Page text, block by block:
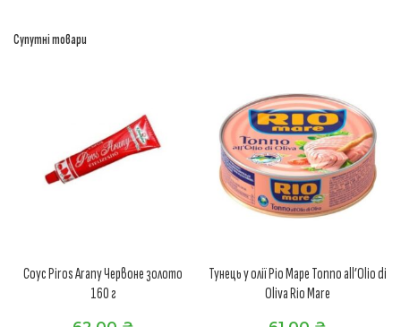
Супутні товари
Соус Piros Arany Червоне золото
160 г
Тунець у олії Ріо Маре Tonno all’Olio di
Oliva Rio Mare